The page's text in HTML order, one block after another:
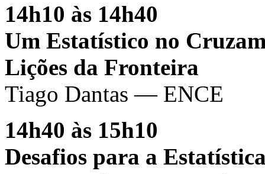
14h10 às 14h40
Um Estatístico no
Lições da Fronteira
Tiago Dantas — ENCE
14h40 às 15h10
Desafios para a